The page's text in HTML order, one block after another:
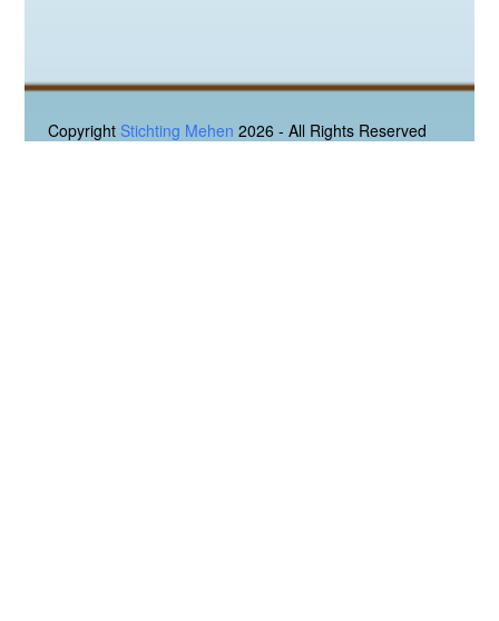
Copyright Stichting Mehen 2026 - All Rights Reserved